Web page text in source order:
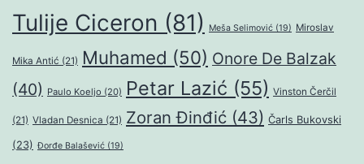
Tulije Ciceron (81) Meša Selimović (19) Miroslav
Mika Antić (21) Muhamed (50) Onore De Balzak
(40) Paulo Koeljo (20) Petar Lazić (55) Vinston Čerčil
(21) Vladan Desnica (21) Zoran Đinđić (43) Čarls Bukovski
(23) Đorđe Balašević (19)